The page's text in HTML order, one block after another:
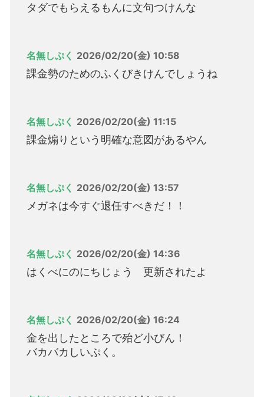
タダでもらえるもんに文句つけんな
名無しぷく 2026/02/20(金) 10:58
課金勢のためのふくびきけんでしょうね
名無しぷく 2026/02/20(金) 11:15
課金煽りという明確な意図があるやん
名無しぷく 2026/02/20(金) 13:57
メガネは今すぐ退任すべきだ！！
名無しぷく 2026/02/20(金) 14:36
はくべにのにちじょう 更新されたよ
名無しぷく 2026/02/20(金) 16:24
金を出したところで殆ど小びん！
バカバカしいぷく。